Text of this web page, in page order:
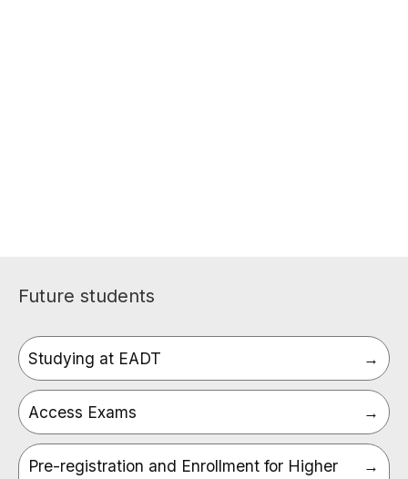
Future students
Studying at EADT
Access Exams
Pre-registration and Enrollment for Higher